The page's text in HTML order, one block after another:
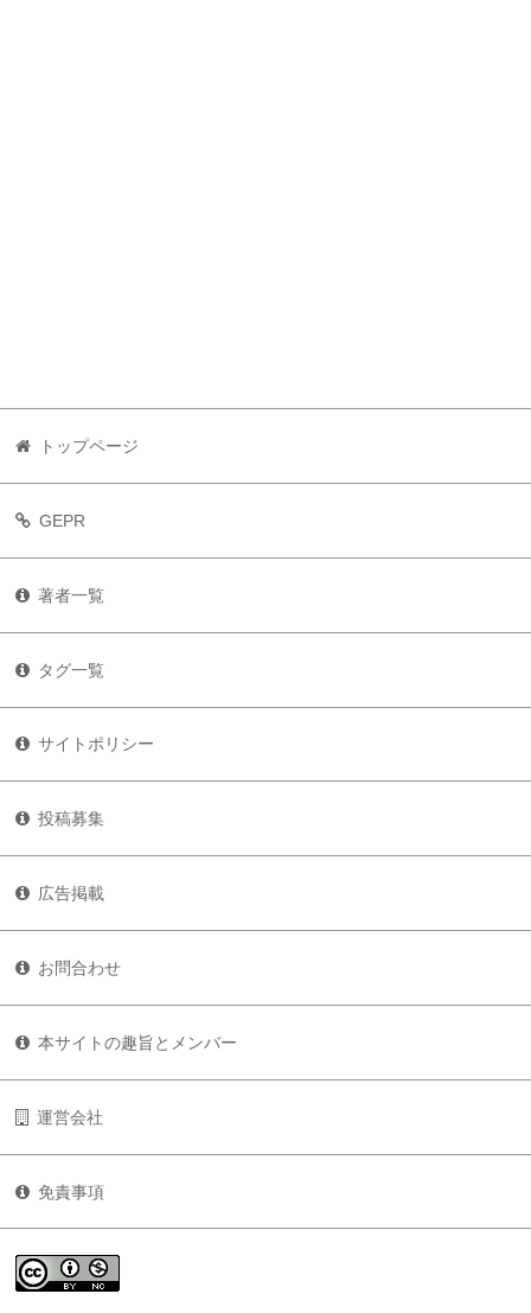
トップページ
GEPR
著者一覧
タグ一覧
サイトポリシー
投稿募集
広告掲載
お問合わせ
本サイトの趣旨とメンバー
運営会社
免責事項